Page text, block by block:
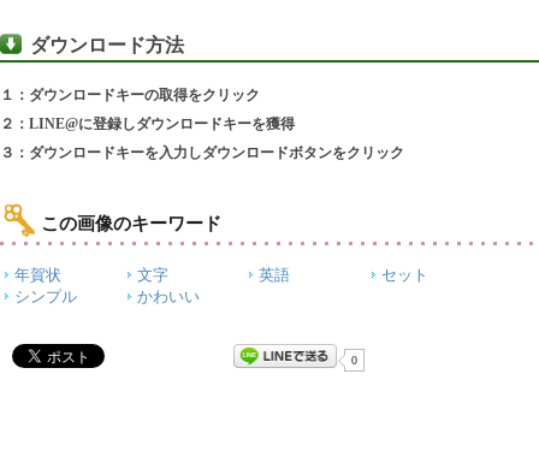
ダウンロード方法
１：ダウンロードキーの取得をクリック
２：LINE@に登録しダウンロードキーを獲得
３：ダウンロードキーを入力しダウンロードボタンをクリック
この画像のキーワード
年賀状 文字 英語
セット
シンプル
かわいい
0